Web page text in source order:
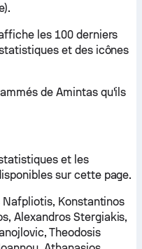
les 100 derniers
et des icônes
de Amintas qu'ils
et les
sur cette page.
Konstantinos
Alexandros Stergiakis,
Theodosis